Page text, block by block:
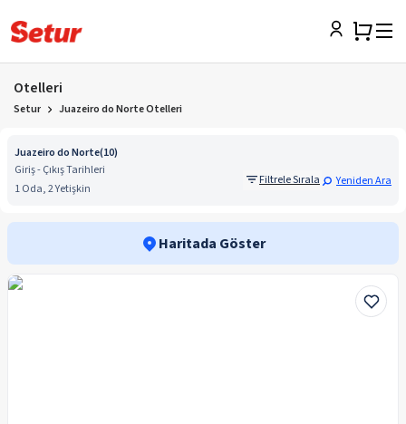
Otelleri
Setur Juazeiro do Norte Otelleri
Juazeiro do Norte(10)
Giriş - Çıkış Tarihleri
1 Oda, 2 Yetişkin
Filtrele Sırala Yeniden Ara
Haritada Göster